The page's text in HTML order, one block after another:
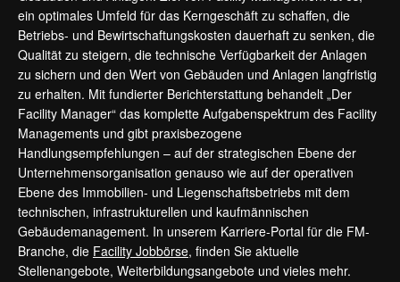
ein optimales Umfeld für das Kerngeschäft zu schaffen, die
Betriebs- und Bewirtschaftungskosten dauerhaft zu senken, die
Qualität zu steigern, die technische Verfügbarkeit der Anlagen
zu sichern und den Wert von Gebäuden und Anlagen langfristig
zu erhalten. Mit fundierter Berichterstattung behandelt „Der
Facility Manager“ das komplette Aufgabenspektrum des Facility
Managements und gibt praxisbezogene
Handlungsempfehlungen – auf der strategischen Ebene der
Unternehmensorganisation genauso wie auf der operativen
Ebene des Immobilien- und Liegenschaftsbetriebs mit dem
technischen, infrastrukturellen und kaufmännischen
Gebäudemanagement. In unserem Karriere-Portal für die FM-
Branche, die Facility Jobbörse, finden Sie aktuelle
Stellenangebote, Weiterbildungsangebote und vieles mehr.